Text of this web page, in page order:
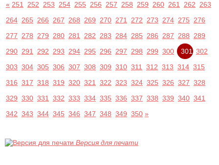
« 251 252 253 254 255 256 257 258 259 260 261 262 263
264 265 266 267 268 269 270 271 272 273 274 275 276
277 278 279 280 281 282 283 284 285 286 287 288 289
290 291 292 293 294 295 296 297 298 299 300 301 302
303 304 305 306 307 308 309 310 311 312 313 314 315
316 317 318 319 320 321 322 323 324 325 326 327 328
329 330 331 332 333 334 335 336 337 338 339 340 341
342 343 344 345 346 347 348 349 350 »
Версия для печати